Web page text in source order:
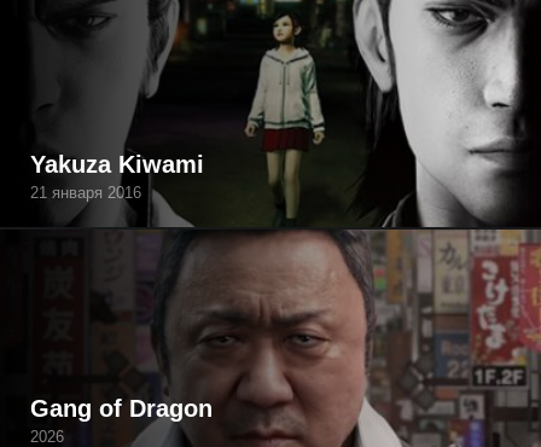
Yakuza Kiwami
21 января 2016
Gang of Dragon
2026